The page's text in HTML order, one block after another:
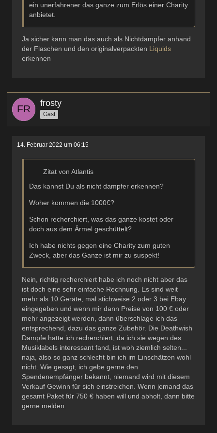
ein unerfahrener das ganze zum Erlös einer Charity
anbietet.
Ja sicher kann man das auch als Nichtdampfer anhand
der Flaschen und den originalverpackten Liquids
erkennen
frosty
Gast
14. Februar 2022 um 06:15
Zitat von Atlantis
Das kannst Du als nicht dampfer erkennen?
Woher kommen die 1000€?
Schon recherchiert, was das ganze kostet oder
doch aus dem Ärmel geschüttelt?
Ich habe nichts gegen eine Charity zum guten
Zweck, aber das Ganze ist mir zu suspekt!
Nein, richtig recherchiert habe ich noch nicht aber das
ist doch eine sehr einfache Rechnung. Es sind weit
mehr als 10 Geräte, mal stichweise 2 oder 3 bei Ebay
eingegeben und wenn mir dann Preise von 100 € oder
mehr angezeigt werden, dann überschlage ich das
entsprechend, dazu das ganze Zubehör. Die Deathwish
Dampfe hatte ich recherchiert, da ich sie wegen des
Musiklabels interessant fand, ist woh ziemlich selten...
naja, also so ganz schlecht bin ich im Einschätzen wohl
nicht. Wie gesagt, ich gebe gerne den
Spendenempfänger bekannt, niemand wird mit diesem
Verkauf Gewinn für sich einstreichen. Wenn jemand das
gesamt Paket für 750 € haben will und abholt, dann bitte
gerne melden.